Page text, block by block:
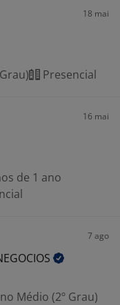
18 mai
Presencial
16 mai
de 1 ano
7 ago
Médio (2º Grau)